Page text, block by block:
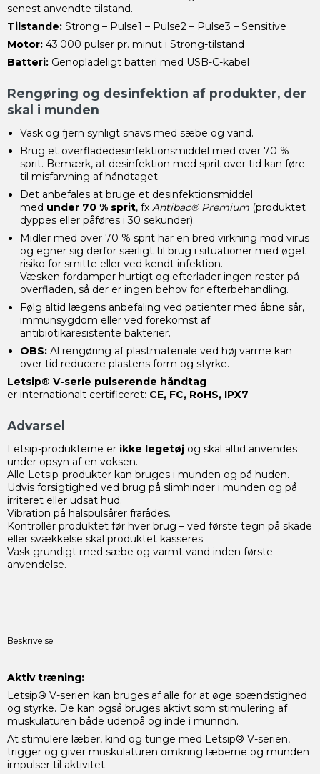
senest anvendte tilstand.
Tilstande: Strong – Pulse1 – Pulse2 – Pulse3 – Sensitive
Motor: 43.000 pulser pr. minut i Strong-tilstand
Batteri: Genopladeligt batteri med USB-C-kabel
Rengøring og desinfektion af produkter, der
skal i munden
Vask og fjern synligt snavs med sæbe og vand.
Brug et overfladedesinfektionsmiddel med over 70 %
sprit. Bemærk, at desinfektion med sprit over tid kan føre
til misfarvning af håndtaget.
Det anbefales at bruge et desinfektionsmiddel
med under 70 % sprit, fx Antibac® Premium(produktet
dyppes eller påføres i 30 sekunder).
Midler med over 70 % sprit har en bred virkning mod virus
og egner sig derfor særligt til brug i situationer med øget
risiko for smitte eller ved kendt infektion.
Væsken fordamper hurtigt og efterlader ingen rester på
overfladen, så der er ingen behov for efterbehandling.
Følg altid lægens anbefaling ved patienter med åbne sår,
immunsygdom eller ved forekomst af
antibiotikaresistente bakterier.
OBS:Al rengøring af plastmateriale ved høj varme kan
over tid reducere plastens form og styrke.
Letsip® V-serie pulserende håndtag
er internationalt certificeret: CE, FC, RoHS, IPX7
Advarsel
Letsip-produkterne er ikke legetøj og skal altid anvendes
under opsyn af en voksen.
Alle Letsip-produkter kan bruges i munden og på huden.
Udvis forsigtighed ved brug på slimhinder i munden og på
irriteret eller udsat hud.
Vibration på halspulsårer frarådes.
Kontrollér produktet før hver brug – ved første tegn på skade
eller svækkelse skal produktet kasseres.
Vask grundigt med sæbe og varmt vand inden første
anvendelse.
Beskrivelse
Aktiv træning:
Letsip® V-serien kan bruges af alle for at øge spændstighed
og styrke. De kan også bruges aktivt som stimulering af
muskulaturen både udenpå og inde i munndn.
At stimulere læber, kind og tunge med Letsip® V-serien,
trigger og giver muskulaturen omkring læberne og munden
impulser til aktivitet.